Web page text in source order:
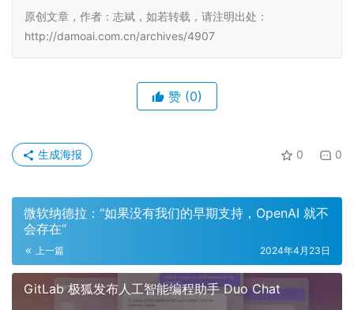
原创文章，作者：志斌，如若转载，请注明出处：
http://damoai.com.cn/archives/4907
赞 (0)
0 0
生成海报
微软纳德拉：“如果没有我们的早期支持，OpenAI 就不
会存在”
上一篇 2024年4月23日
GitLab 极狐发布人工智能编程助手 Duo Chat